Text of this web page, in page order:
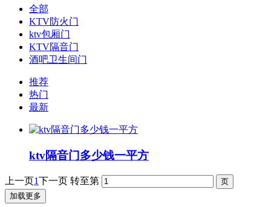
全部
KTV防火门
ktv包厢门
KTV隔音门
酒吧卫生间门
推荐
热门
最新
ktv隔音门多少钱一平方
上一页1下一页 转至第
加载更多